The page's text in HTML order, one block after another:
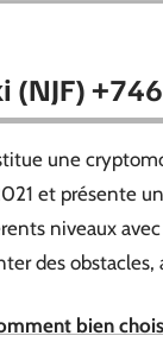
(NJF)
une
et présente
niveaux
des
bien